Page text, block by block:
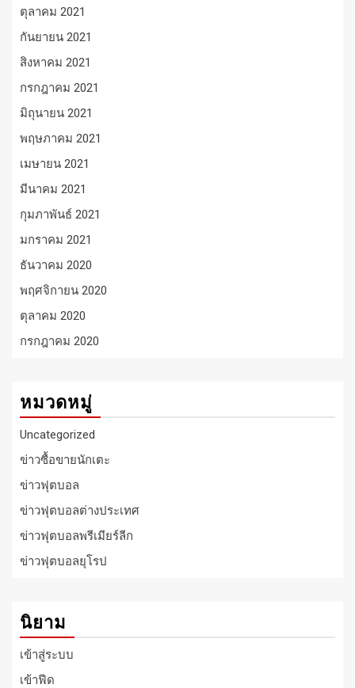
ตุลาคม 2021
กันยายน 2021
สิงหาคม 2021
กรกฎาคม 2021
มิถุนายน 2021
พฤษภาคม 2021
เมษายน 2021
มีนาคม 2021
กุมภาพันธ์ 2021
มกราคม 2021
ธันวาคม 2020
พฤศจิกายน 2020
ตุลาคม 2020
กรกฎาคม 2020
หมวดหมู่
Uncategorized
ข่าวซื้อขายนักเตะ
ข่าวฟุตบอล
ข่าวฟุตบอลต่างประเทศ
ข่าวฟุตบอลพรีเมียร์ลีก
ข่าวฟุตบอลยุโรป
นิยาม
เข้าสู่ระบบ
เข้าฟีด